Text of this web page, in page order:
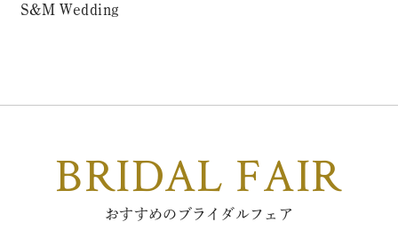
S&M Wedding
BRIDAL FAIR
おすすめのブライダルフェア